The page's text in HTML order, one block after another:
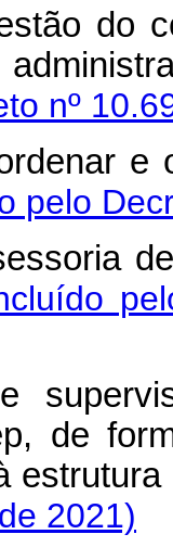
do
nº
e
pelo
de
à
2021)